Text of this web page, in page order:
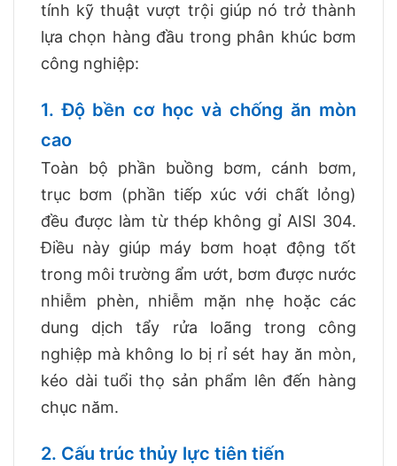
tính kỹ thuật vượt trội giúp nó trở thành
lựa chọn hàng đầu trong phân khúc bơm
công nghiệp:
1. Độ bền cơ học và chống ăn mòn
cao
Toàn bộ phần buồng bơm, cánh bơm,
trục bơm (phần tiếp xúc với chất lỏng)
đều được làm từ thép không gỉ AISI 304.
Điều này giúp máy bơm hoạt động tốt
trong môi trường ẩm ướt, bơm được nước
nhiễm phèn, nhiễm mặn nhẹ hoặc các
dung dịch tẩy rửa loãng trong công
nghiệp mà không lo bị rỉ sét hay ăn mòn,
kéo dài tuổi thọ sản phẩm lên đến hàng
chục năm.
2. Cấu trúc thủy lực tiên tiến